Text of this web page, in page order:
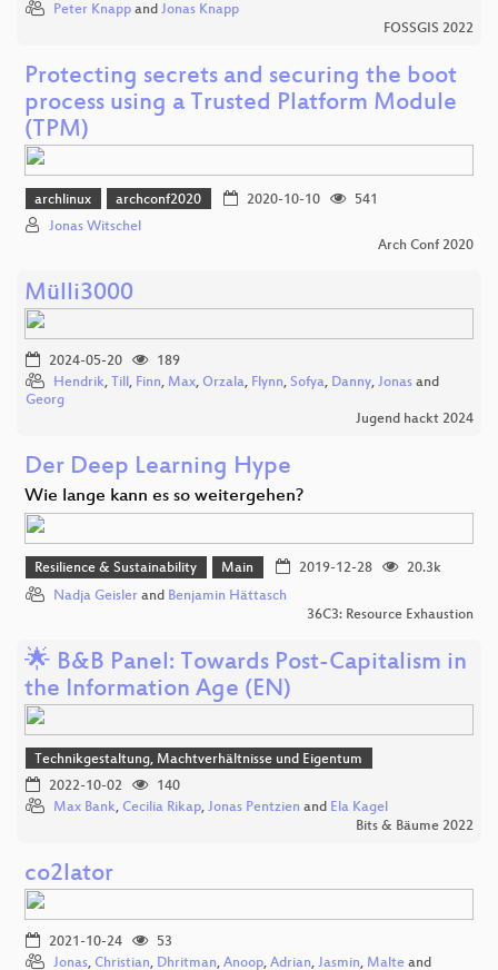
Peter Knapp and Jonas Knapp
FOSSGIS 2022
Protecting secrets and securing the boot
process using a Trusted Platform Module
(TPM)
archlinux archconf2020 2020-10-10
541
Jonas Witschel
Arch Conf 2020
Mülli3000
2024-05-20
189
Hendrik, Till, Finn, Max, Orzala, Flynn, Sofya, Danny, Jonas and
Georg
Jugend hackt 2024
Der Deep Learning Hype
Wie lange kann es so weitergehen?
Resilience & Sustainability Main 2019-12-28
20.3k
Nadja Geisler and Benjamin Hättasch
36C3: Resource Exhaustion
🌟 B&B Panel: Towards Post-Capitalism in
the Information Age (EN)
Technikgestaltung, Machtverhältnisse und Eigentum
2022-10-02
140
Max Bank, Cecilia Rikap, Jonas Pentzien and Ela Kagel
Bits & Bäume 2022
co2lator
2021-10-24
53
Jonas, Christian, Dhritman, Anoop, Adrian, Jasmin, Malte and